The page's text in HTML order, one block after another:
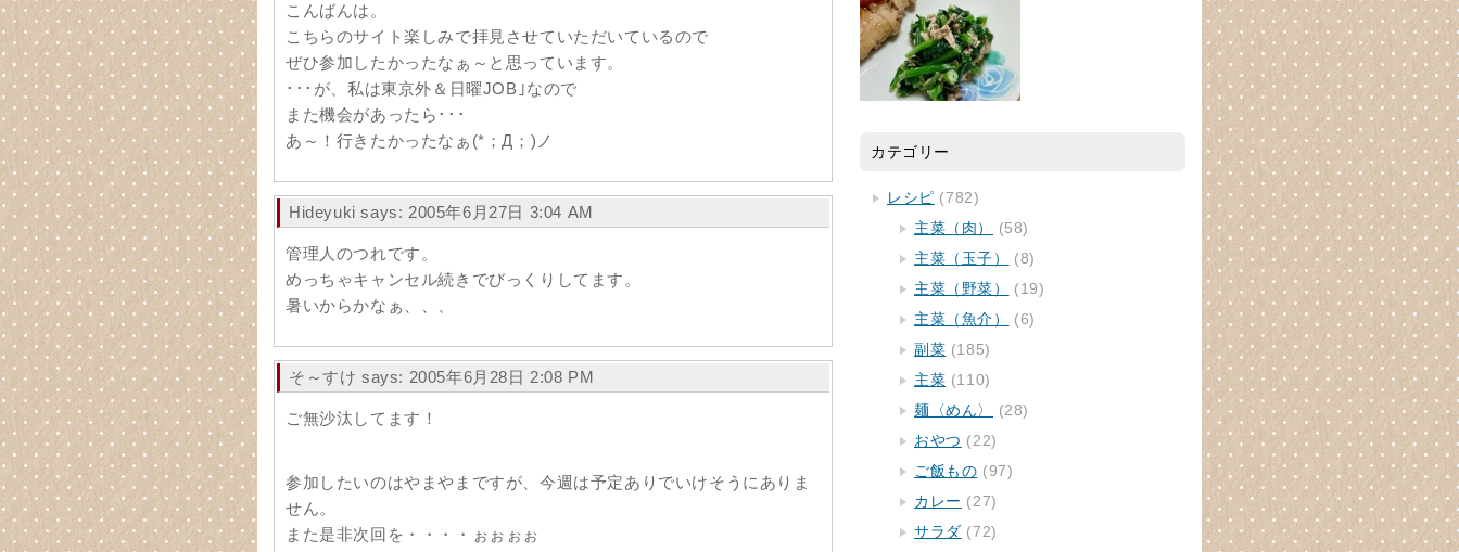
こんばんは。
こちらのサイト楽しみで拝見させていただいているので
ぜひ参加したかったなぁ～と思っています。
･･･が、私は東京外＆日曜JOB｣なので
また機会があったら･･･
あ～！行きたかったなぁ(*；Д；)ノ
Hideyuki says: 2005年6月27日 3:04 AM
管理人のつれです。
めっちゃキャンセル続きでびっくりしてます。
暑いからかなぁ、、、
そ～すけ says: 2005年6月28日 2:08 PM
ご無沙汰してます！
参加したいのはやまやまですが、今週は予定ありでいけそうにありま
せん。
また是非次回を・・・・ぉぉぉぉ
カテゴリー
レシピ (782)
主菜（肉）
(58)
主菜（玉子）
(8)
主菜（野菜）
(19)
主菜（魚介）
(6)
副菜 (185)
主菜 (110)
麺〈めん〉
(28)
おやつ (22)
ご飯もの (97)
カレー (27)
サラダ (72)